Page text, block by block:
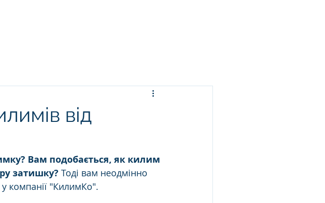
від
Вам подобається, як килим
затишку? Тоді вам неодмінно
компанії "КилимКо".